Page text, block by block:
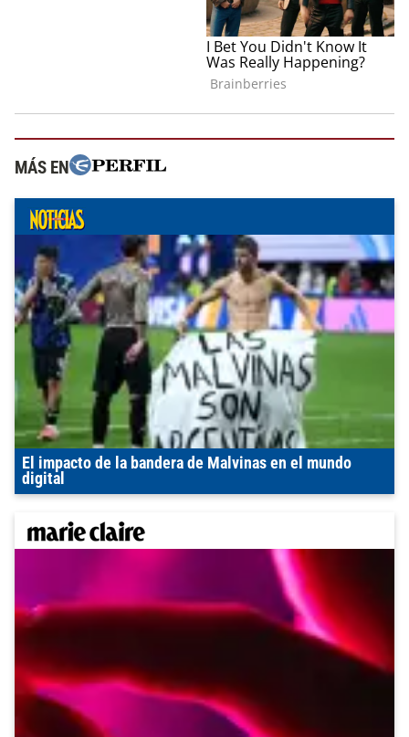
MÁS EN
El impacto de la bandera de Malvinas en el mundo
digital